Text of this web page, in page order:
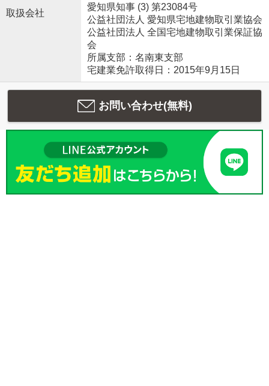
取扱会社
愛知県知事 (3) 第23084号
公益社団法人 愛知県宅地建物取引業協会
公益社団法人 全国宅地建物取引業保証協
会
所属支部：名南東支部
宅建業免許取得日：2015年9月15日
お問い合わせ(無料)